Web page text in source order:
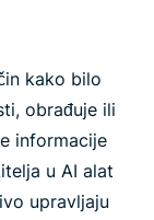
kako bilo
obrađuje ili
informacije
u AI alat
upravljaju